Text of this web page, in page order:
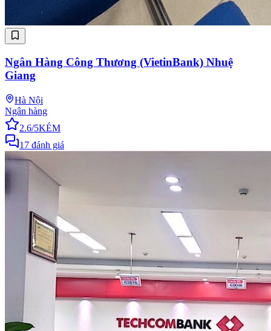
Ngân Hàng Công Thương (VietinBank) Nhuệ
Giang
Hà Nội
Ngân hàng
2.6/5KÉM
17 đánh giá